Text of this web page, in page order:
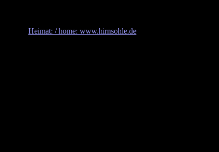
Heimat: / home: www.hirnsohle.de